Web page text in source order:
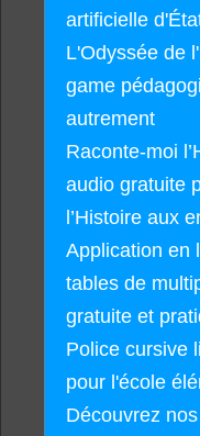
artificielle
L'Odyssée de
game
autrement
Raconte-moi
audio gratuite
l’Histoire aux
Application en
tables de
gratuite et
Police cursive
pour l'école
Découvrez